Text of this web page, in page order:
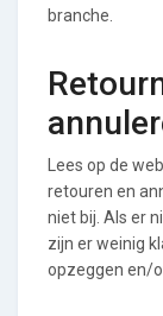
branche.
Lees op de
retouren en
niet bij. Als er
zijn er weinig
opzeggen en/